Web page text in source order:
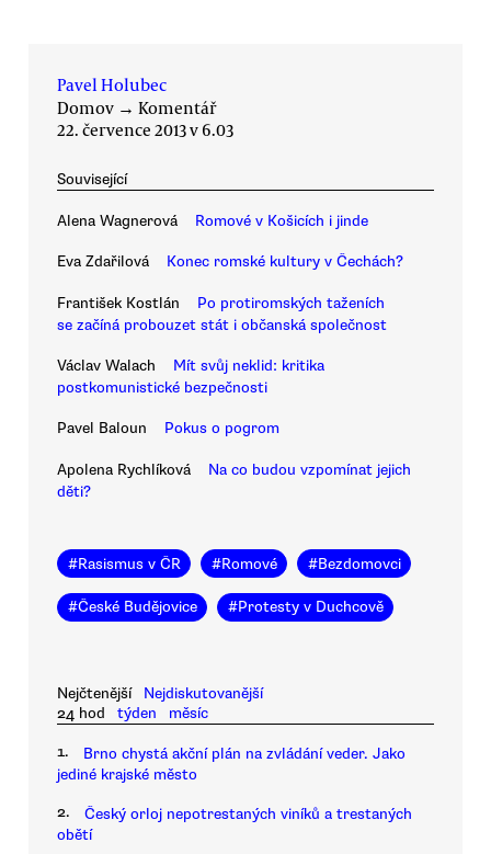
Pavel Holubec
Domov → Komentář
22. července 2013 v 6.03
Související
Alena Wagnerová Romové v Košicích i jinde
Eva Zdařilová Konec romské kultury v Čechách?
František Kostlán
Po protiromských taženích
se začíná probouzet stát i občanská společnost
Václav Walach
Mít svůj neklid: kritika
postkomunistické bezpečnosti
Pavel Baloun Pokus o pogrom
Apolena Rychlíková
Na co budou vzpomínat jejich
děti?
#Rasismus v ČR #Romové #Bezdomovci
#České Budějovice #Protesty v Duchcově
Nejčtenější
Nejdiskutovanější
24 hod
týden měsíc
1.
Brno chystá akční plán na zvládání veder. Jako
jediné krajské město
2.
Český orloj nepotrestaných viníků a trestaných
obětí